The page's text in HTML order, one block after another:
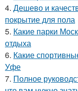
4. Дешево и
покрытие для пола
5. Какие парки
отдыха
6. Какие
Уфе
7. Полное